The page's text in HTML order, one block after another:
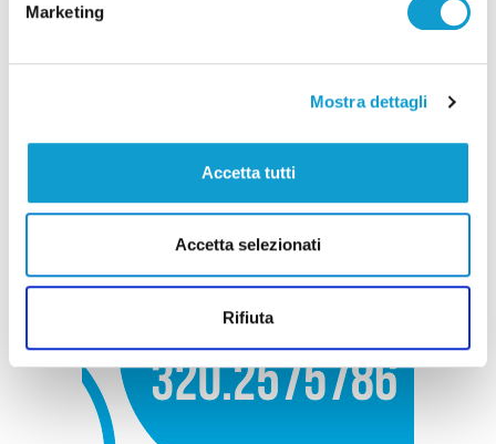
Marketing
Mostra dettagli
Accetta tutti
Accetta selezionati
Rifiuta